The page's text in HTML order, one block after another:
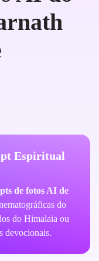
Espiritual
de fotos AI de
do
do Himalaia ou
devocionais.